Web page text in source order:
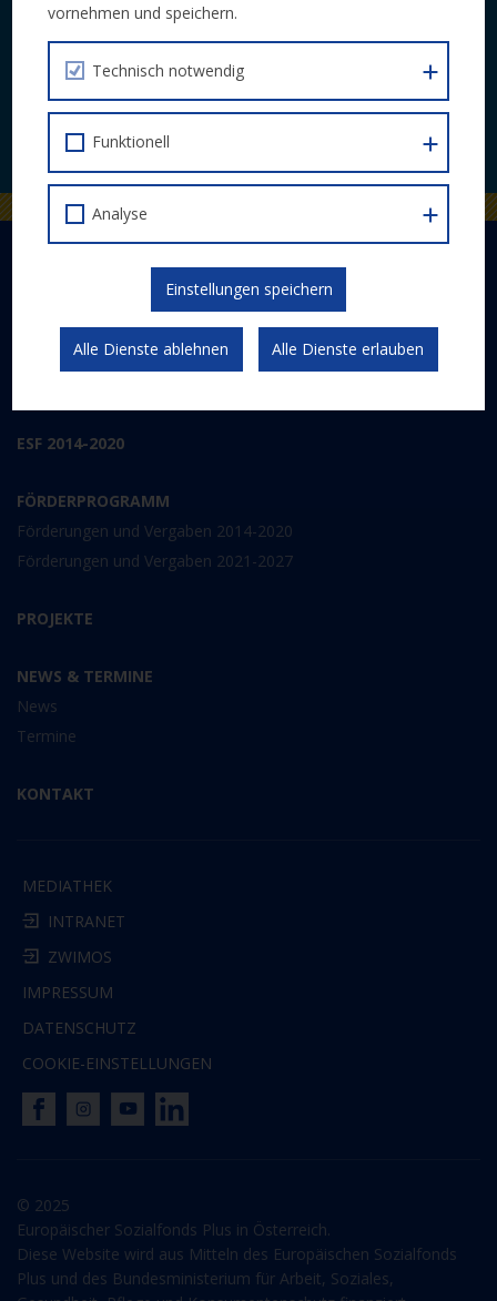
Laufende Neuigkeiten zu Calls und
Veranstaltungen bequem per E-Mail.
DER EUROPÄISCHE SOZIALFONDS PLUS
Schwerpunkte
Gesetzlicher Rahmen
ESF 2014-2020
FÖRDERPROGRAMM
Förderungen und Vergaben 2014-2020
Förderungen und Vergaben 2021-2027
PROJEKTE
NEWS & TERMINE
News
Termine
KONTAKT
MEDIATHEK
INTRANET
ZWIMOS
IMPRESSUM
DATENSCHUTZ
COOKIE-EINSTELLUNGEN
© 2025
Europäischer Sozialfonds Plus in Österreich.
Diese Website wird aus Mitteln des Europäischen Sozialfonds
Plus und des Bundesministerium für Arbeit, Soziales,
vornehmen und speichern.
Technisch notwendig
Funktionell
Analyse
Einstellungen speichern
Alle Dienste ablehnen Alle Dienste erlauben